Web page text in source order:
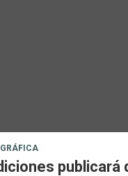
publicará